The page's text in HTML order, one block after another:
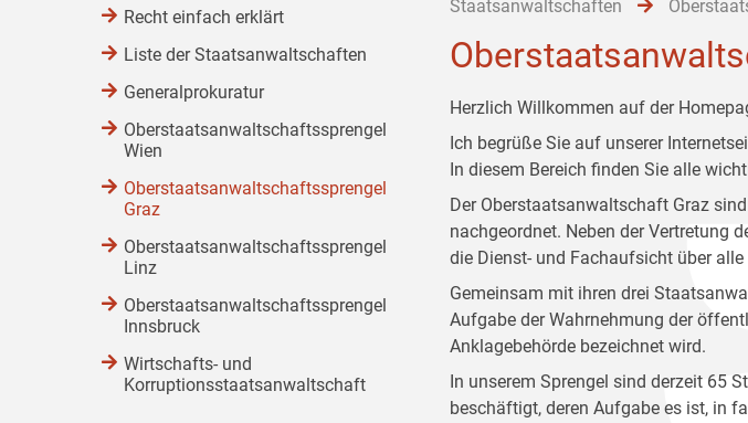
Staatsanwaltschaften
Herzlich Willkommen auf der
Ich begrüße Sie auf unserer
In diesem Bereich finden Sie alle
Der Oberstaatsanwaltschaft Graz
nachgeordnet. Neben der Vertretung
die Dienst- und Fachaufsicht über
Gemeinsam mit ihren drei
Aufgabe der Wahrnehmung der
Anklagebehörde bezeichnet wird.
In unserem Sprengel sind derzeit 65
beschäftigt, deren Aufgabe es ist, in
Recht einfach erklärt
Liste der Staatsanwaltschaften
Generalprokuratur
Oberstaatsanwaltschaftssprengel
Wien
Oberstaatsanwaltschaftssprengel
Graz
Oberstaatsanwaltschaftssprengel
Linz
Oberstaatsanwaltschaftssprengel
Innsbruck
Wirtschafts- und
Korruptionsstaatsanwaltschaft